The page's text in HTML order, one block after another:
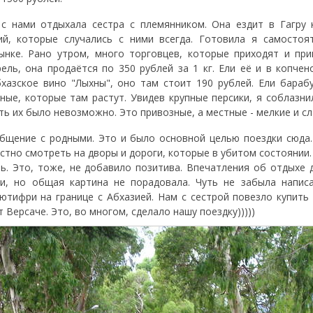
нами отдыхала сестра с племянником. Она ездит в Гагру
которые случались с ними всегда. Готовила я
Рано утром, много торговцев, которые приходят и
она продаётся по 350 рублей за 1 кг. Ели её и в
вино "Лыхны", оно там стоит 190 рублей. Ели
которые там растут. Увидев крупные персики, я
их было невозможно. Это привозные, а местные - мелкие и
с родными. Это и было основной целью поездки
смотреть на дворы и дороги, которые в убитом
Это, тоже, не добавило позитива. Впечатления об отдыхе
но общая картина не порадовала. Чуть не забыла
на границе с Абхазией. Нам с сестрой повезло
Это, во многом, сделало нашу поездку)))))